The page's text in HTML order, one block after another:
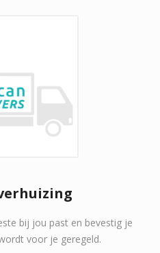
bij jou past en bevestig je
voor je geregeld.